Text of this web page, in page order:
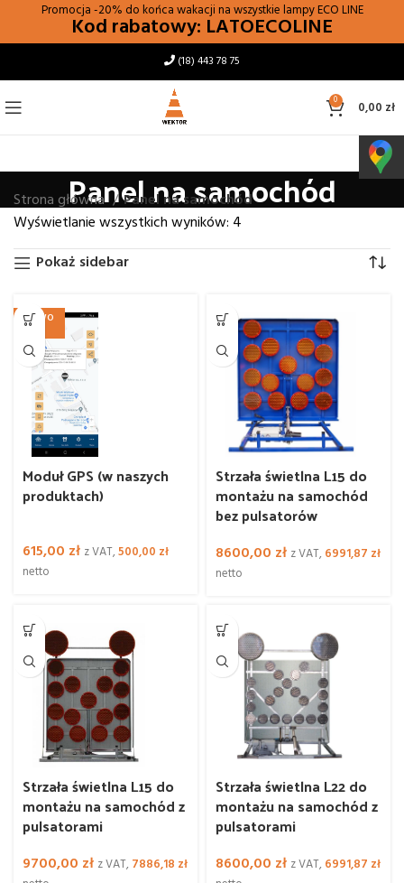
Promocja -20% do końca wakacji na wszystkie lampyECO LINE
Kod rabatowy: LATOECOLINE
(18) 443 78 75
0 0,00 zł
Panel na samochód
Strona główna
Panel na samochód
Wyświetlanie wszystkich wyników: 4
Pokaż sidebar
NOWO
Moduł GPS (w naszych
produktach)
615,00 zł z VAT,500,00 zł
netto
Strzała świetlna L15 do
montażu na samochód
bez pulsatorów
8600,00 zł z VAT,6991,87 zł
netto
Strzała świetlna L15 do
montażu na samochód z
pulsatorami
9700,00 zł z VAT,7886,18 zł
Strzała świetlna L22 do
montażu na samochód z
pulsatorami
8600,00 zł z VAT,6991,87 zł